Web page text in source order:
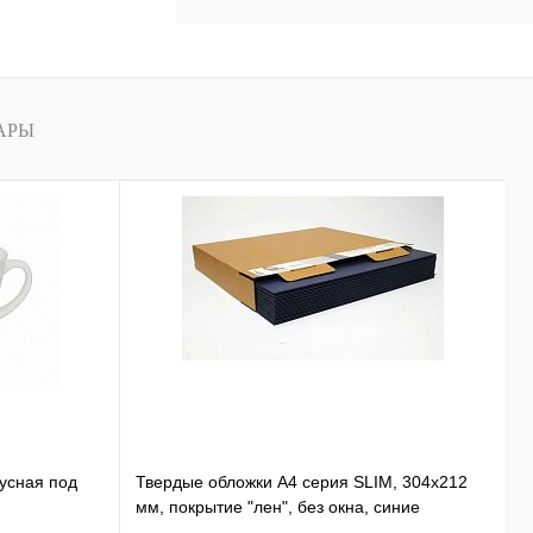
под
Твердые обложки А4 серия SLIM, 304x212
мм, покрытие "лен", без окна, синие